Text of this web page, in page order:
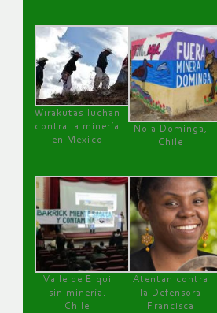
Wirakutas luchan
contra la minería
en México
No a Dominga,
Chile
Valle de Elqui
sin minería.
Chile
Atentan contra
la Defensora
Francisca